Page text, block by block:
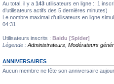
Au total, il y a 143 utilisateurs en ligne :: 1
d’utilisateurs actifs des 5 dernières minutes)
Le nombre maximal d’utilisateurs en ligne
04:31
Utilisateurs inscrits : Baidu [Spider]
Légende : Administrateurs Modérateurs
ANNIVERSAIRES
Aucun membre ne fête son anniversaire